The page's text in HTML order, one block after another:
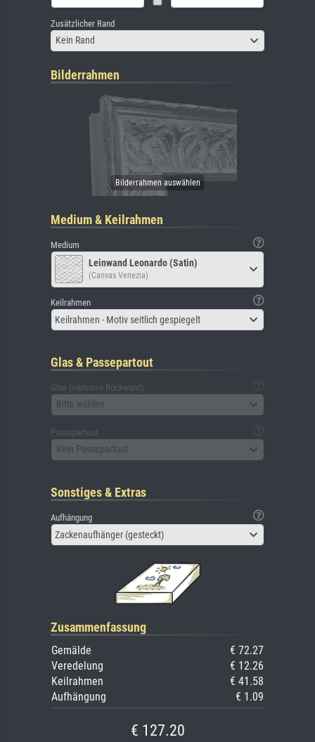
Zusätzlicher Rand
Kein Rand
Bilderrahmen
Medium & Keilrahmen
Medium
Leinwand Leonardo (Satin)
(Canvas Venezia)
Keilrahmen
Keilrahmen - Motiv seitlich gespiegelt
Glas & Passepartout
Glas (inklusive Rückwand)
Bitte wählen
Passepartout
Kein Passepartout
Sonstiges & Extras
Aufhängung
Zackenaufhänger (gesteckt)
Zusammenfassung
Gemälde
€ 72.27
Veredelung
€ 12.26
Keilrahmen
€ 41.58
Aufhängung
€ 1.09
€ 127.20